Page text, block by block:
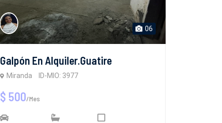
06
Galpón En Alquiler.Guatire
Miranda ID-MIO: 3977
$ 500/Mes